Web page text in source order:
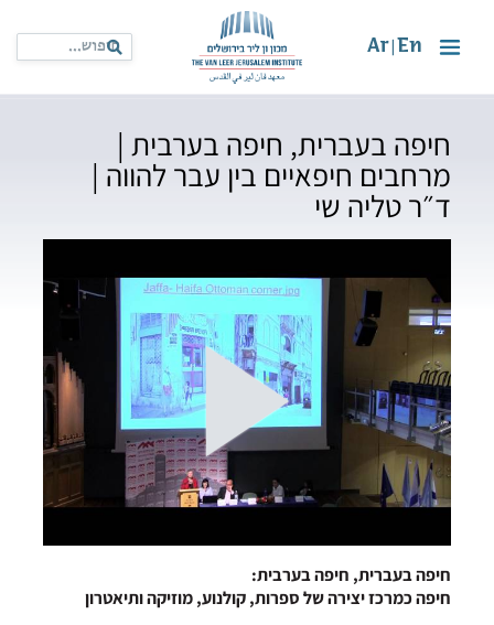
En
Ar
חיפה בעברית, חיפה בערבית |
מרחבים חיפאיים בין עבר להווה |
ד״ר טליה שי
חיפה בעברית, חיפה בערבית:
חיפה כמרכז יצירה של ספרות, קולנוע, מוזיקה ותיאטרון